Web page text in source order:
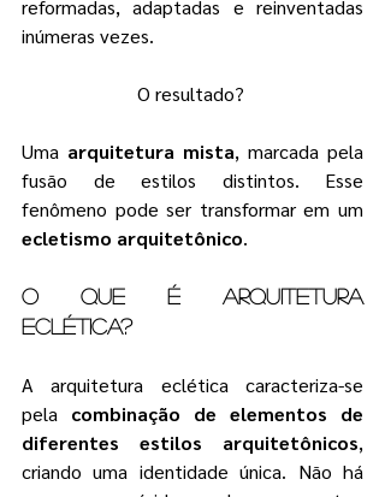
reformadas, adaptadas e reinventadas
inúmeras vezes.
O resultado?
Uma arquitetura mista, marcada pela
fusão de estilos distintos. Esse
ecletismo arquitetônico.
O que é Arquitetura
Eclética?
A arquitetura eclética caracteriza-se
pela combinação de elementos de
diferentes estilos arquitetônicos,
criando uma identidade única. Não há